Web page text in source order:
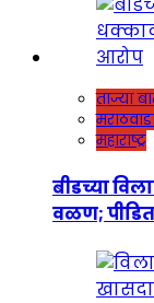
ताज्या
महाराष्ट्र
बीडच्या
वळण;